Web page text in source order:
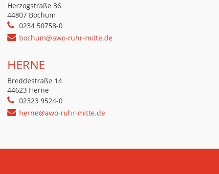
Herzogstraße 36
44807 Bochum
0234 50758-0
bochum@awo-ruhr-mitte.de
HERNE
Breddestraße 14
44623 Herne
02323 9524-0
herne@awo-ruhr-mitte.de